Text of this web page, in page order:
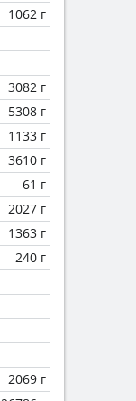
1062 г
3082 г
5308 г
1133 г
3610 г
61 г
2027 г
1363 г
240 г
2069 г